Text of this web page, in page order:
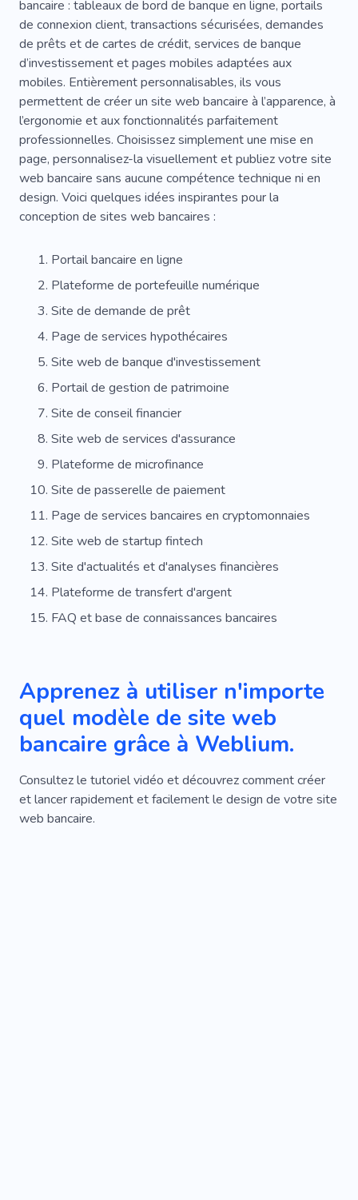
Fonds
Paie Rapport
Ventes
Rapport
Acheter
Attente
À Temps Partiel
Rubis
Déclenchement
Information
Instructions
Graine
Discussion
Hors Ligne
Développement Web
Stratégie
Planification
Assistant
Démarrer
Compensation
Sécurité
Succès
bancaire : tableaux de bord de banque en ligne, portails
de connexion client, transactions sécurisées, demandes
de prêts et de cartes de crédit, services de banque
d’investissement et pages mobiles adaptées aux
mobiles. Entièrement personnalisables, ils vous
permettent de créer un site web bancaire à l’apparence, à
l’ergonomie et aux fonctionnalités parfaitement
professionnelles. Choisissez simplement une mise en
page, personnalisez-la visuellement et publiez votre site
web bancaire sans aucune compétence technique ni en
design. Voici quelques idées inspirantes pour la
conception de sites web bancaires :
Portail bancaire en ligne
Plateforme de portefeuille numérique
Site de demande de prêt
Page de services hypothécaires
Site web de banque d'investissement
Portail de gestion de patrimoine
Site de conseil financier
Site web de services d'assurance
Plateforme de microfinance
Site de passerelle de paiement
Page de services bancaires en cryptomonnaies
Site web de startup fintech
Site d'actualités et d'analyses financières
Plateforme de transfert d'argent
FAQ et base de connaissances bancaires
Apprenez à utiliser n'importe
quel modèle de site web
bancaire grâce à Weblium.
Consultez le tutoriel vidéo et découvrez comment créer
et lancer rapidement et facilement le design de votre site
web bancaire.